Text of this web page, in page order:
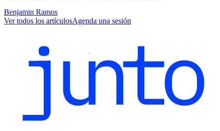
Benjamin Ramos
Ver todos los artículosAgenda una sesión